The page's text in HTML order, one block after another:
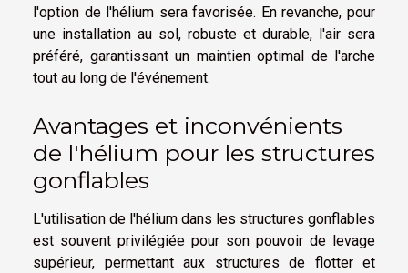
l'option de l'hélium sera favorisée. En revanche, pour
une installation au sol, robuste et durable, l'air sera
préféré, garantissant un maintien optimal de l'arche
tout au long de l'événement.
Avantages et inconvénients
de l'hélium pour les structures
gonflables
L'utilisation de l'hélium dans les structures gonflables
est souvent privilégiée pour son pouvoir de levage
supérieur, permettant aux structures de flotter et